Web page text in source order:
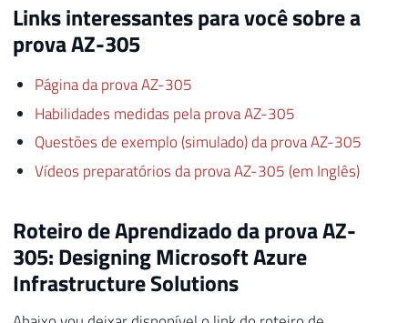
Links interessantes para você sobre a
prova AZ-305
Página da prova AZ-305
Habilidades medidas pela prova AZ-305
Questões de exemplo (simulado) da prova AZ-305
Vídeos preparatórios da prova AZ-305 (em Inglês)
Roteiro de Aprendizado da prova AZ-
305: Designing Microsoft Azure
Infrastructure Solutions